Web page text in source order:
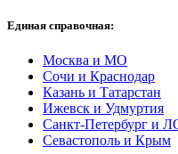
Единая справочная:
Москва и МО
Сочи и Краснодар
Казань и Татарстан
Ижевск и Удмуртия
Санкт-Петербург и
Севастополь и Крым